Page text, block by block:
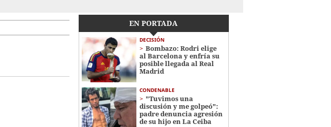
EN PORTADA
DECISIÓN
Bombazo: Rodri elige
al Barcelona y enfría su
posible llegada al Real
Madrid
CONDENABLE
"Tuvimos una
discusión y me golpeó":
padre denuncia agresión
de su hijo en La Ceiba